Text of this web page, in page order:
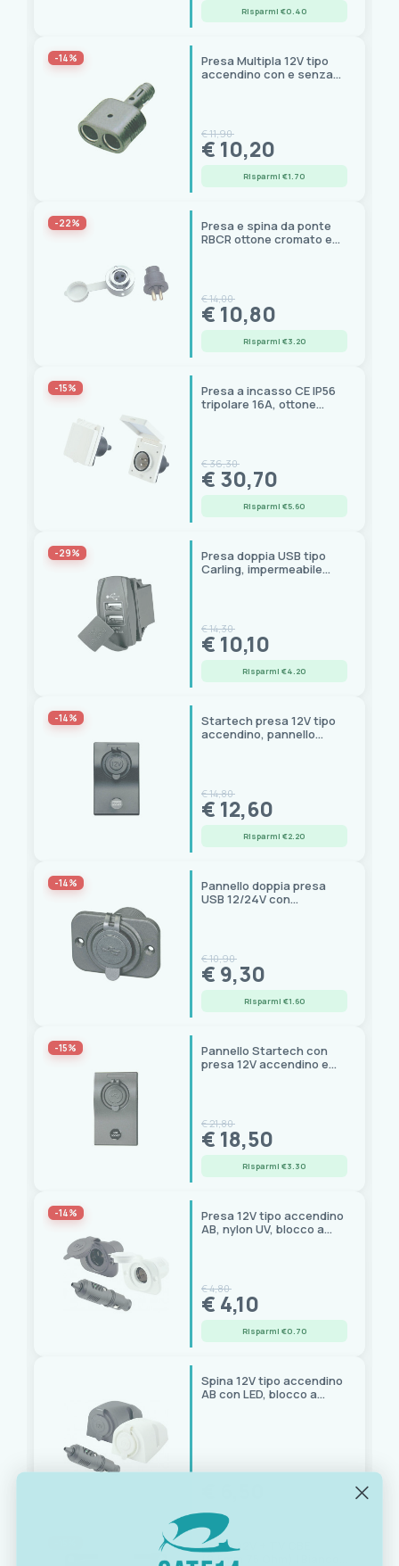
Risparmi €0.40
-14%
Presa Multipla 12V tipo
accendino con e senza
€ 11,90
€ 10,20
Risparmi €1.70
-22%
Presa e spina da ponte
RBCR ottone cromato e
€ 14,00
€ 10,80
Risparmi €3.20
-15%
Presa a incasso CE IP56
tripolare 16A, ottone
€ 36,30
€ 30,70
Risparmi €5.60
-29%
Presa doppia USB tipo
Carling, impermeabile
€ 14,30
€ 10,10
Risparmi €4.20
-14%
Startech presa 12V tipo
accendino, pannello
€ 14,80
€ 12,60
Risparmi €2.20
-14%
Pannello doppia presa
USB 12/24V con
€ 10,90
€ 9,30
Risparmi €1.60
-15%
Pannello Startech con
presa 12V accendino e
€ 21,80
€ 18,50
Risparmi €3.30
-14%
Presa 12V tipo accendino
AB, nylon UV, blocco a
€ 4,80
€ 4,10
Risparmi €0.70
Spina 12V tipo accendino
AB con LED, blocco a
Presa 12V + TV CBE
(9,5mm 75 Ohm) | Bianco